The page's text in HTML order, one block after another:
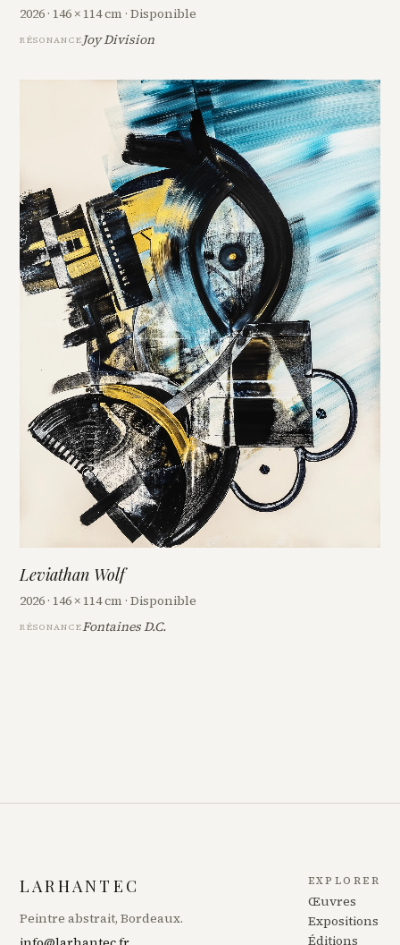
2026 · 146 × 114 cm · Disponible
RÉSONANCEJoy Division
Leviathan Wolf
2026 · 146 × 114 cm · Disponible
RÉSONANCEFontaines D.C.
LARHANTEC
Peintre abstrait, Bordeaux.
EXPLORER
Œuvres
Expositions
Éditions